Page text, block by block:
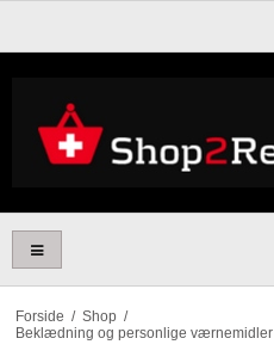
Forside / Shop /
Beklædning og personlige værnemidler